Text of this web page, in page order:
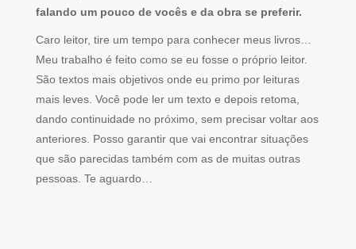
falando um pouco de vocês e da obra se preferir.
Caro leitor, tire um tempo para conhecer meus livros…
Meu trabalho é feito como se eu fosse o próprio leitor.
São textos mais objetivos onde eu primo por leituras
mais leves. Você pode ler um texto e depois retoma,
dando continuidade no próximo, sem precisar voltar aos
anteriores. Posso garantir que vai encontrar situações
que são parecidas também com as de muitas outras
pessoas. Te aguardo…